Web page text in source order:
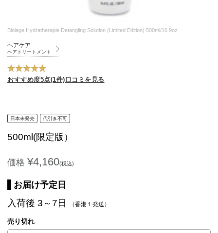
Biolage Hydratherapie Detangling Solution (Limited Edition) 500ml/16.9oz
ヘアケア
ヘアトリートメント
おすすめ度5点(1件)口コミを見る
日本未発売 代引き不可
500ml(限定版）
価格 ¥4,160(税込)
お届け予定日
入荷後 3～7日 （香港１発送）
売り切れ